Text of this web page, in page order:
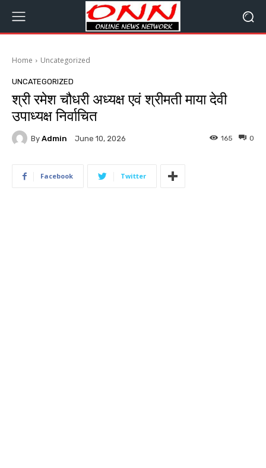
Home Uncategorized
UNCATEGORIZED
श्री रमेश चौधरी अध्यक्ष एवं श्रीमती माया देवी
उपाध्यक्ष निर्वाचित
By Admin June 10, 2026 0
165
Facebook Twitter